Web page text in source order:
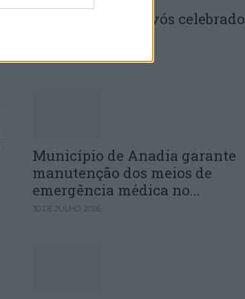
Penela: Dia dos Avós celebrado
Município de Anadia garante
manutenção dos meios de
emergência médica no...
30 DE JULHO, 2026